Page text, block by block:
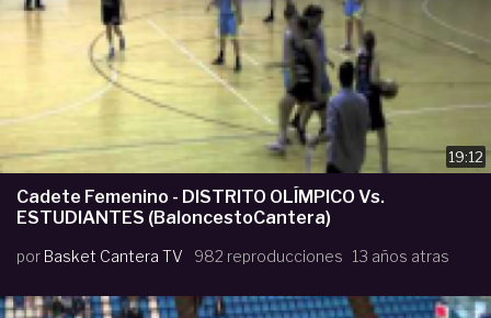
19:12
Cadete Femenino - DISTRITO OLÍMPICO Vs.
ESTUDIANTES (BaloncestoCantera)
por Basket Cantera TV 982 reproducciones 13 años atras